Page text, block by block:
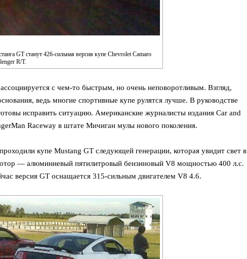
GT станут 426-сильная версия купе Chevrolet Camaro
R/T.
с чем-то быстрым, но очень неповоротливым. Взгляд,
ведь многие спортивные купе рулятся лучше. В руководстве
исправить ситуацию. Американские журналисты издания Car and
Raceway в штате Мичиган мулы нового поколения.
купе Mustang GT следующей генерации, которая увидит свет в
— алюминиевый пятилитровый бензиновый V8 мощностью 400 л.с.
версия GT оснащается 315-сильным двигателем V8 4.6.